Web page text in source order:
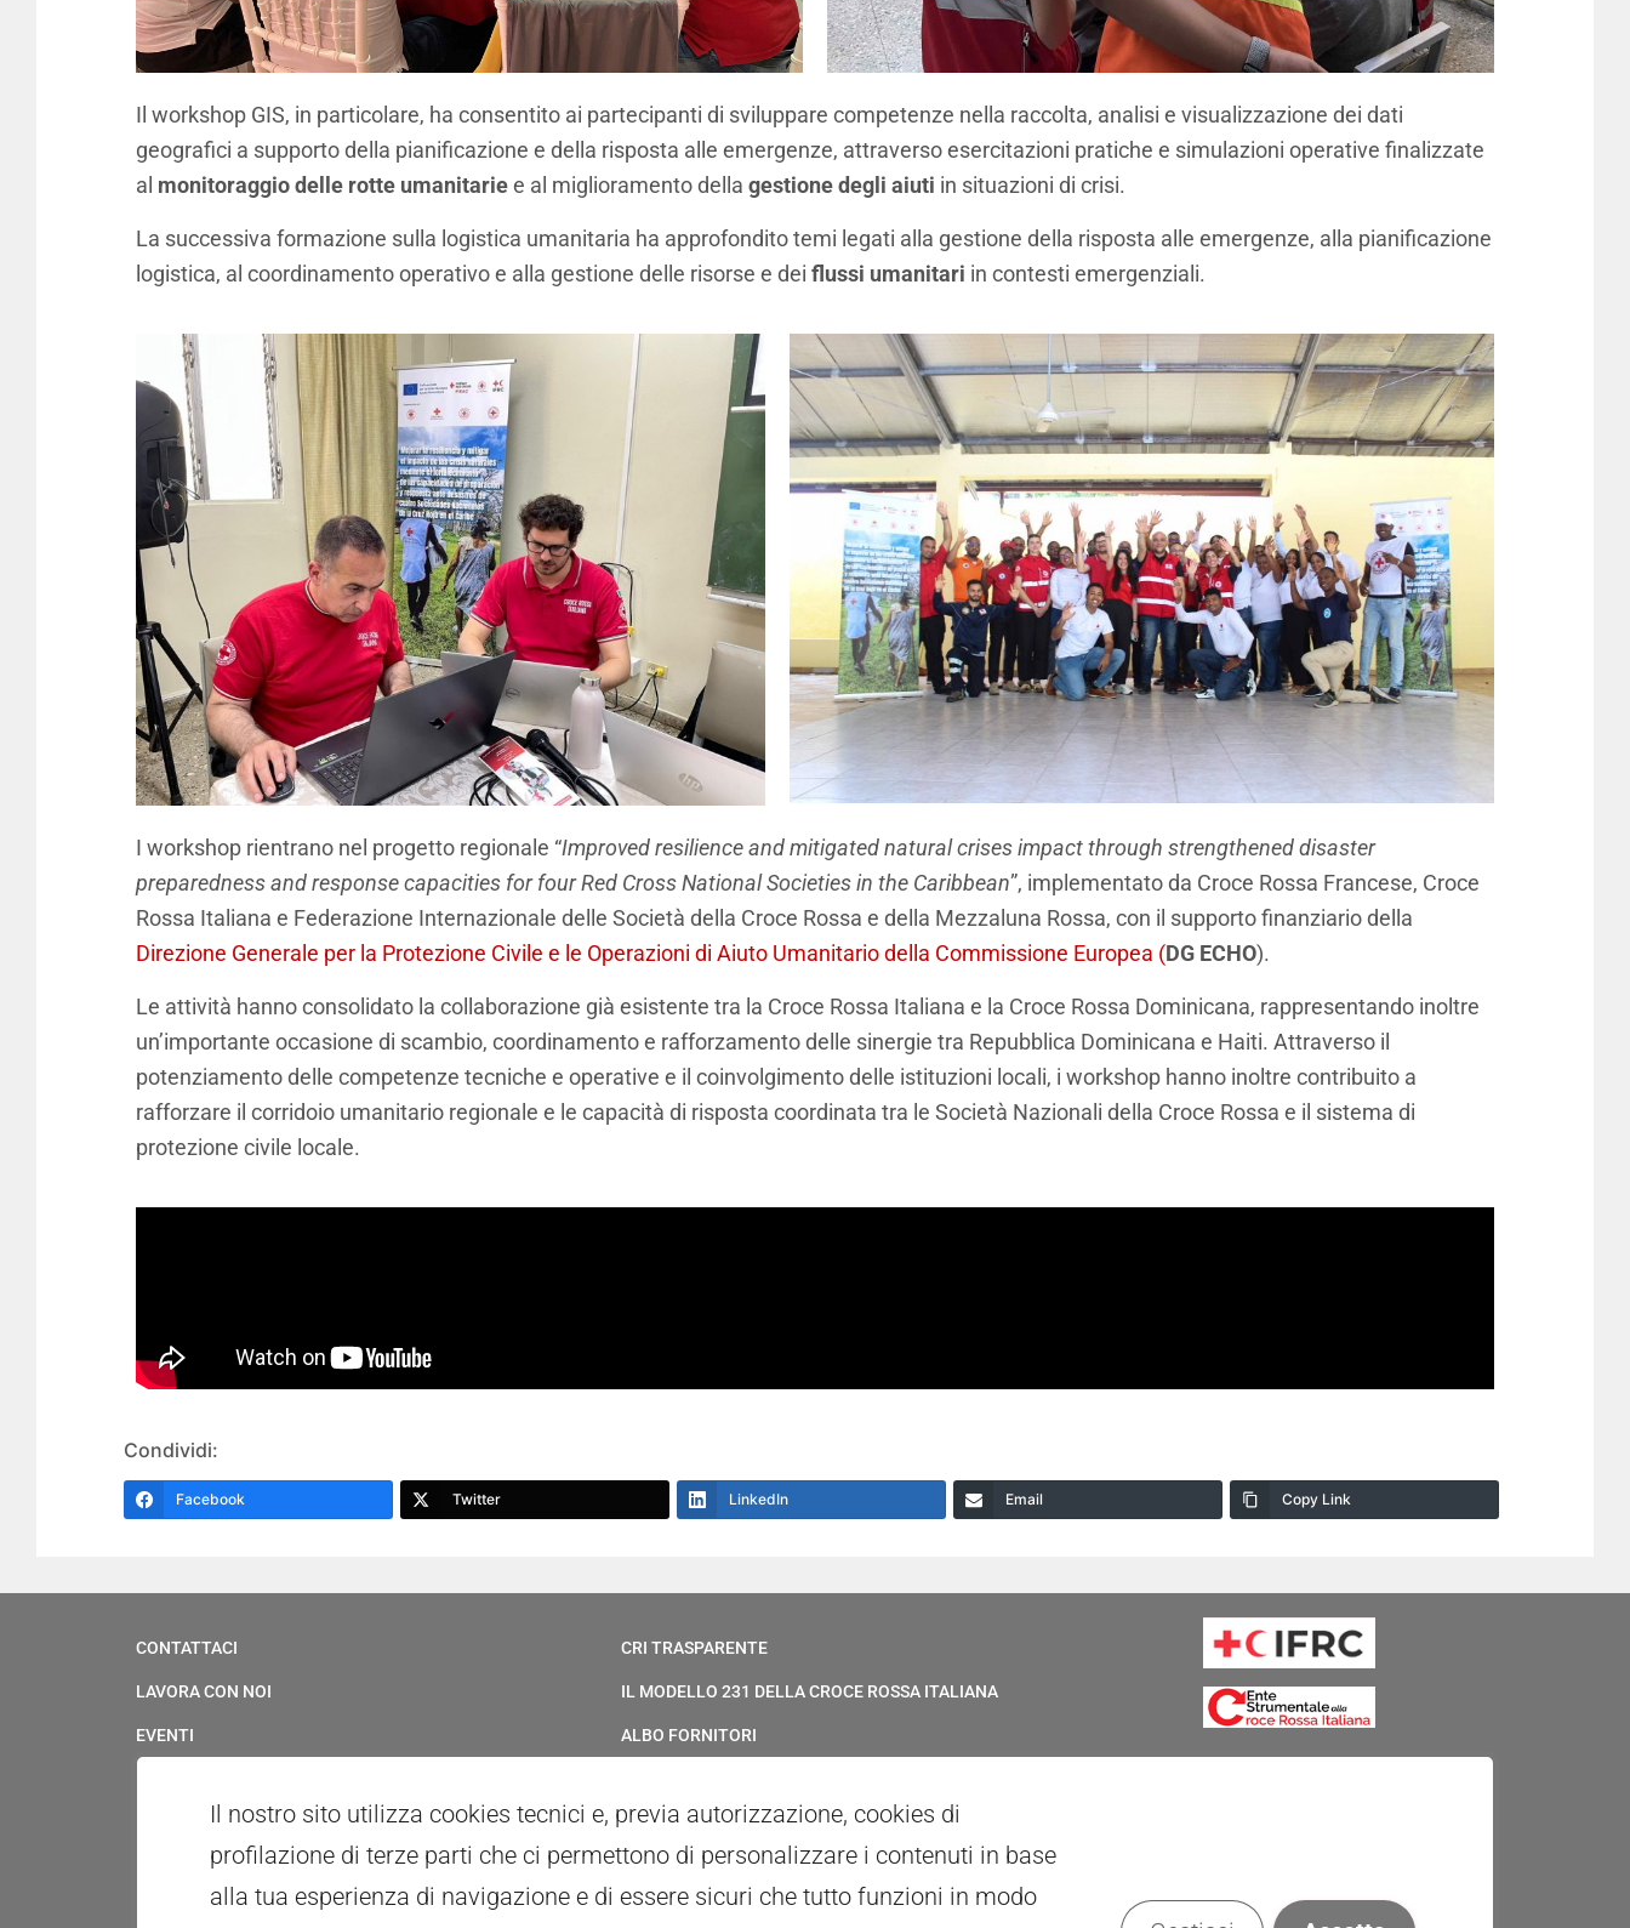
Il workshop GIS, in particolare, ha consentito ai partecipanti di sviluppare competenze nella raccolta, analisi e visualizzazione dei dati
geografici a supporto della pianificazione e della risposta alle emergenze, attraverso esercitazioni pratiche e simulazioni operative finalizzate
al monitoraggio delle rotte umanitariee al miglioramento della gestione degli aiuti in situazioni di crisi.
La successiva formazione sulla logistica umanitaria ha approfondito temi legati alla gestione della risposta alle emergenze, alla pianificazione
logistica, al coordinamento operativo e alla gestione delle risorse e dei flussi umanitari in contesti emergenziali.
I workshop rientrano nel progetto regionale “Improved resilience and mitigated natural crises impact through strengthened disaster
preparedness and response capacities for four Red Cross National Societies in the Caribbean”, implementato da Croce Rossa Francese, Croce
Rossa Italiana e Federazione Internazionale delle Società della Croce Rossa e della Mezzaluna Rossa, con il supporto finanziario della
Direzione Generale per la Protezione Civile e le Operazioni di Aiuto Umanitario della Commissione Europea (DG ECHO).
Le attività hanno consolidato la collaborazione già esistente tra la Croce Rossa Italiana e la Croce Rossa Dominicana, rappresentando inoltre
un’importante occasione di scambio, coordinamento e rafforzamento delle sinergie tra Repubblica Dominicana e Haiti. Attraverso il
potenziamento delle competenze tecniche e operative e il coinvolgimento delle istituzioni locali, i workshop hanno inoltre contribuito a
rafforzare il corridoio umanitario regionale e le capacità di risposta coordinata tra le Società Nazionali della Croce Rossa e il sistema di
protezione civile locale.
Condividi:
Facebook Twitter LinkedIn Email Copy Link
CONTATTACI
LAVORA CON NOI
EVENTI
UFFICIO STAMPA & MULTIMEDIA
WHISTLEBLOWING
PATROCINI E CONCESSIONE USO LOGOTIPO
CRI TRASPARENTE
IL MODELLO 231 DELLA CROCE ROSSA ITALIANA
ALBO FORNITORI
PRIVACY
GESTIONALE GAIA
RED CLOUD
Il nostro sito utilizza cookies tecnici e, previa autorizzazione, cookies di
profilazione di terze parti che ci permettono di personalizzare i contenuti in base
alla tua esperienza di navigazione e di essere sicuri che tutto funzioni in modo